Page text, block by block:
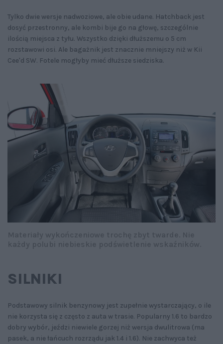
Tylko dwie wersje nadwoziowe, ale obie udane. Hatchback jest
dosyć przestronny, ale kombi bije go na głowę, szczególnie
ilością miejsca z tyłu. Wszystko dzięki dłuższemu o 5 cm
rozstawowi osi. Ale bagażnik jest znacznie mniejszy niż w Kii
Cee'd SW. Fotele mogłyby mieć dłuższe siedziska.
SILNIKI
Podstawowy silnik benzynowy jest zupełnie wystarczający, o ile
nie korzysta się z często z auta w trasie. Popularny 1.6 to bardzo
dobry wybór, jeździ niewiele gorzej niż wersja dwulitrowa (ma
pasek, a nie łańcuch rozrządu jak 1.4 i 1.6). Nie zachwyca też